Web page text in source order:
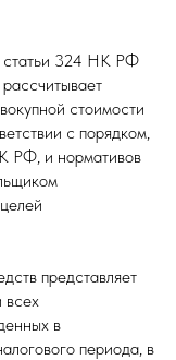
статьи 324 НК РФ
стоимости
с порядком,
РФ, и нормативов
представляет
всех
в
периода, в